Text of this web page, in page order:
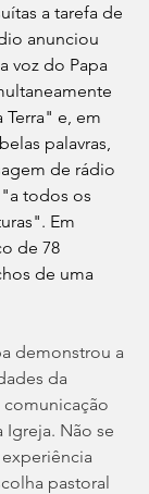
a tarefa de
anunciou
voz do Papa
e, em
palavras,
de rádio
todos os
Em
de 78
de uma
demonstrou a
da
Igreja. Não se
pastoral